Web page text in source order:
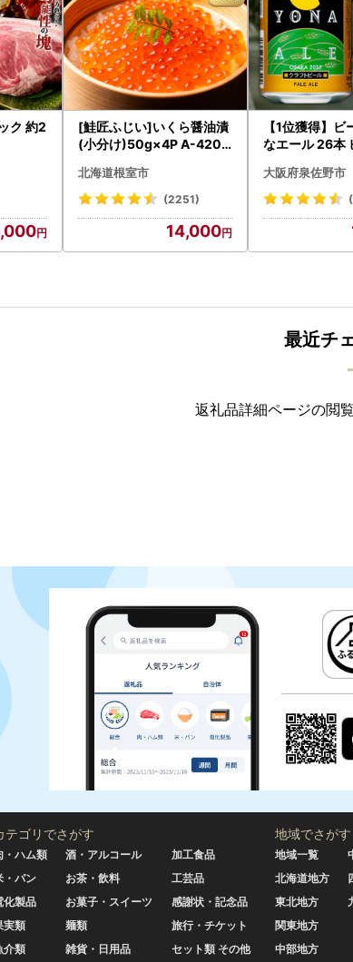
ク 約2
[鮭匠ふじい]いくら醤油漬
(小分け)50g×4P A-4209
北海道根室市
(2251)
14,000
【1位獲得】ビ
なエール 26本
大阪府泉佐野市
最近チ
返礼品詳細ページの閲
テゴリでさがす
・ハム類
・パン
化製品
実類
介類
酒・アルコール
お茶・飲料
お菓子・スイーツ
麺類
雑貨・日用品
加工食品
工芸品
感謝状・記念品
旅行・チケット
セット類 その他
地域でさがす
地域一覧
北海道地方
東北地方
関東地方
中部地方